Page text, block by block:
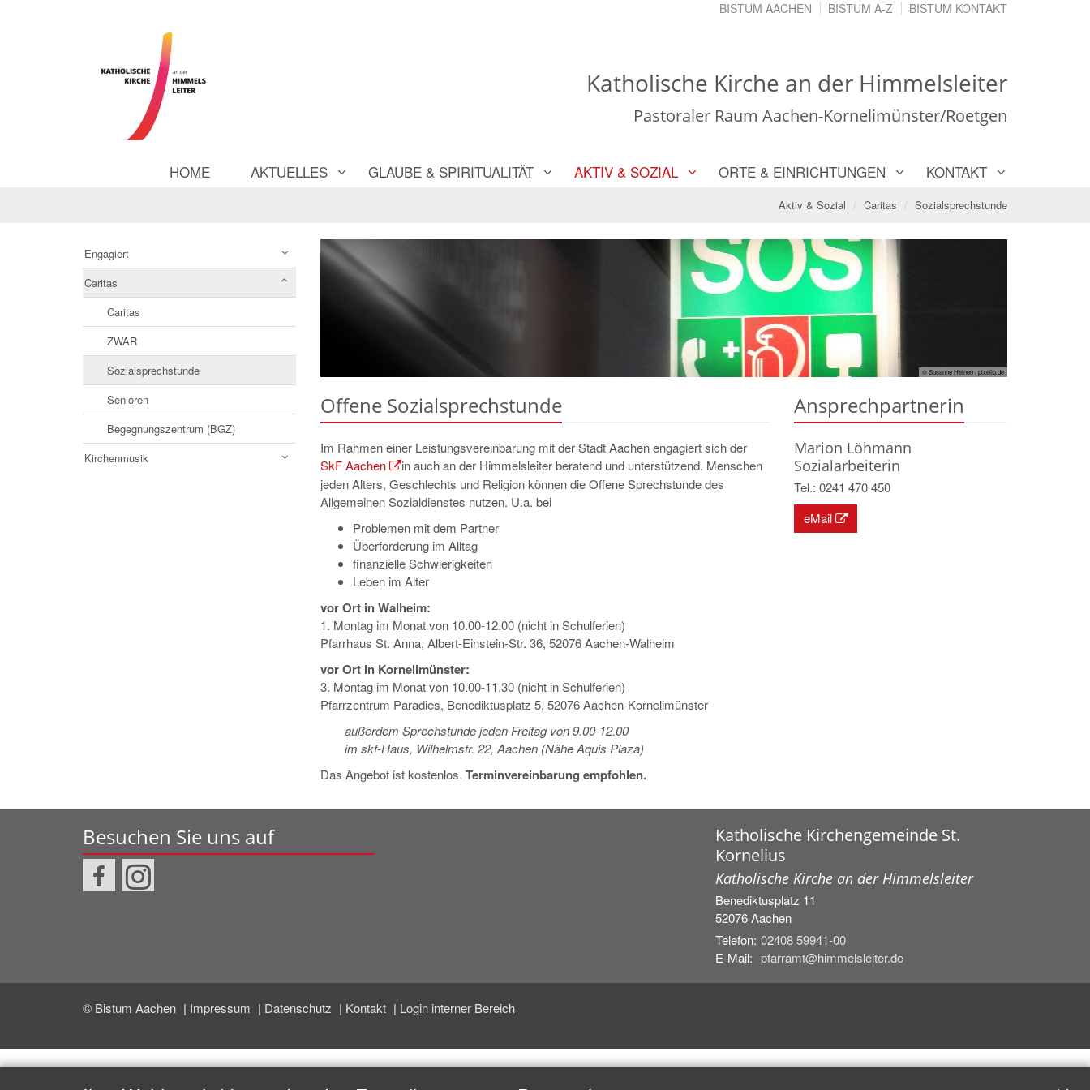
BISTUM AACHEN BISTUM A-Z BISTUM KONTAKT
Katholische Kirche an der Himmelsleiter
Pastoraler Raum Aachen-Kornelimünster/Roetgen
HOME AKTUELLES GLAUBE & SPIRITUALITÄT AKTIV & SOZIAL ORTE & EINRICHTUNGEN KONTAKT
Aktiv & Sozial Caritas Sozialsprechstunde
© Susanne Heinen / pixelio.de
Offene Sozialsprechstunde
Im Rahmen einer Leistungsvereinbarung mit der Stadt Aachen engagiert sich der
SkF Aachen
in auch an der Himmelsleiter beratend und unterstützend. Menschen
jeden Alters, Geschlechts und Religion können die Offene Sprechstunde des
Allgemeinen Sozialdienstes nutzen. U.a. bei
Problemen mit dem Partner
Überforderung im Alltag
finanzielle Schwierigkeiten
Leben im Alter
vor Ort in Walheim:
1. Montag im Monat von 10.00-12.00 (nicht in Schulferien)
Pfarrhaus St. Anna, Albert-Einstein-Str. 36, 52076 Aachen-Walheim
vor Ort in Kornelimünster:
3. Montag im Monat von 10.00-11.30 (nicht in Schulferien)
Pfarrzentrum Paradies, Benediktusplatz 5, 52076 Aachen-Kornelimünster
außerdem Sprechstunde jeden Freitag von 9.00-12.00
im skf-Haus, Wilhelmstr. 22, Aachen (Nähe Aquis Plaza)
Das Angebot ist kostenlos. Terminvereinbarung empfohlen.
Ansprechpartnerin
Marion Löhmann
Sozialarbeiterin
Tel.: 0241 470 450
eMail
Engagiert
Caritas
Caritas
ZWAR
Sozialsprechstunde
Senioren
Begegnungszentrum (BGZ)
Kirchenmusik
Besuchen Sie uns auf
Katholische Kirchengemeinde St.
Kornelius
Katholische Kirche an der Himmelsleiter
Benediktusplatz 11
52076Aachen
Telefon: 02408 59941-00
E-Mail: pfarramt@himmelsleiter.de
© Bistum Aachen Impressum Datenschutz Kontakt Login interner Bereich